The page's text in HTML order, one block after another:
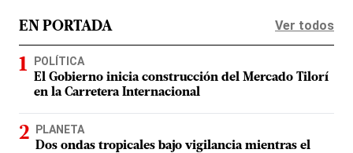
EN PORTADA Ver todos
POLÍTICA
El Gobierno inicia construcción del Mercado Tilorí
en la Carretera Internacional
PLANETA
Dos ondas tropicales bajo vigilancia mientras el